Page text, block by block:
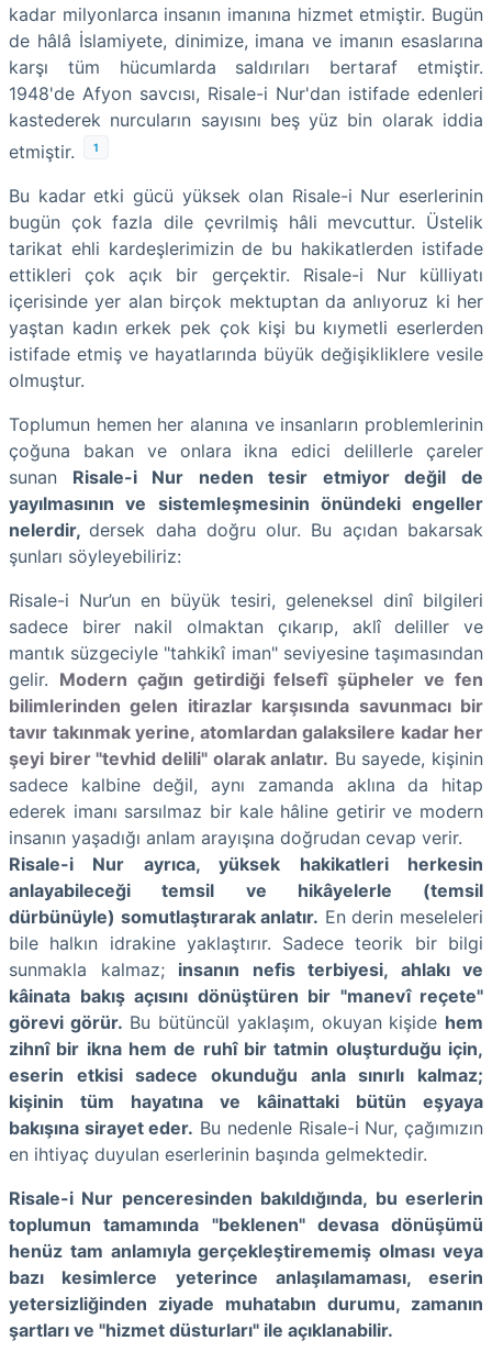
kadar milyonlarca insanın imanına hizmet etmiştir. Bugün
de hâlâ İslamiyete, dinimize, imana ve imanın esaslarına
karşı tüm hücumlarda saldırıları bertaraf etmiştir.
1948'de Afyon savcısı, Risale-i Nur'dan istifade edenleri
kastederek nurcuların sayısını beş yüz bin olarak iddia
etmiştir.
1
Bu kadar etki gücü yüksek olan Risale-i Nur eserlerinin
bugün çok fazla dile çevrilmiş hâli mevcuttur. Üstelik
tarikat ehli kardeşlerimizin de bu hakikatlerden istifade
ettikleri çok açık bir gerçektir. Risale-i Nur külliyatı
içerisinde yer alan birçok mektuptan da anlıyoruz ki her
yaştan kadın erkek pek çok kişi bu kıymetli eserlerden
istifade etmiş ve hayatlarında büyük değişikliklere vesile
olmuştur.
Toplumun hemen her alanına ve insanların problemlerinin
çoğuna bakan ve onlara ikna edici delillerle çareler
sunan Risale-i Nur neden tesir etmiyor değil de
yayılmasının ve sistemleşmesinin önündeki engeller
nelerdir,dersek daha doğru olur. Bu açıdan bakarsak
şunları söyleyebiliriz:
Risale-i Nur’un en büyük tesiri, geleneksel dinî bilgileri
sadece birer nakil olmaktan çıkarıp, aklî deliller ve
mantık süzgeciyle "tahkikî iman" seviyesine taşımasından
gelir. Modern çağın getirdiği felsefî şüpheler ve fen
bilimlerinden gelen itirazlar karşısında savunmacı bir
tavır takınmak yerine, atomlardan galaksilere kadar her
şeyi birer "tevhid delili" olarak anlatır. Bu sayede, kişinin
sadece kalbine değil, aynı zamanda aklına da hitap
ederek imanı sarsılmaz bir kale hâline getirir ve modern
insanın yaşadığı anlam arayışına doğrudan cevap verir.
Risale-i Nur ayrıca, yüksek hakikatleri herkesin
anlayabileceği temsil ve hikâyelerle (temsil
dürbünüyle) somutlaştırarak anlatır. En derin meseleleri
bile halkın idrakine yaklaştırır. Sadece teorik bir bilgi
sunmakla kalmaz; insanın nefis terbiyesi, ahlakı ve
kâinata bakış açısını dönüştüren bir "manevî reçete"
görevi görür. Bu bütüncül yaklaşım, okuyan kişide hem
zihnî bir ikna hem de ruhî bir tatmin oluşturduğu için,
eserin etkisi sadece okunduğu anla sınırlı kalmaz;
kişinin tüm hayatına ve kâinattaki bütün eşyaya
bakışına sirayet eder. Bu nedenle Risale-i Nur, çağımızın
en ihtiyaç duyulan eserlerinin başında gelmektedir.
Risale-i Nur penceresinden bakıldığında, bu eserlerin
toplumun tamamında "beklenen" devasa dönüşümü
henüz tam anlamıyla gerçekleştirememiş olması veya
bazı kesimlerce yeterince anlaşılamaması, eserin
yetersizliğinden ziyade muhatabın durumu, zamanın
şartları ve "hizmet düsturları" ile açıklanabilir.